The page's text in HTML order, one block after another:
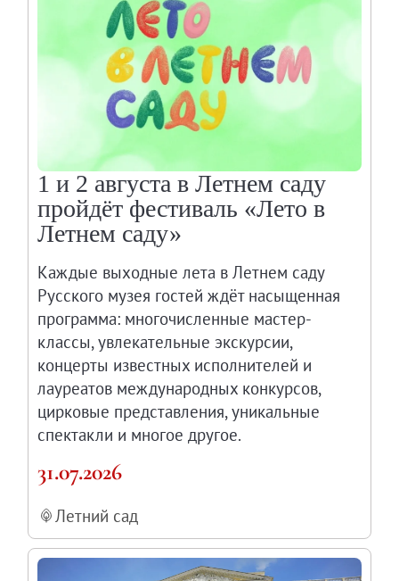
Лекции
Абонементы
Реставрация
Открытая реставрация шедевров Григория
Искусство и технологии
Онлайн-курсы «Лифт в будущее»
Современная наука и границы синтеза
Виртуальные 3D туры по выставкам
1 и 2 августа в Летнем саду
пройдёт фестиваль «Лето в
Летнем саду»
Каждые выходные лета в Летнем саду
Русского музея гостей ждёт насыщенная
программа: многочисленные мастер-
классы, увлекательные экскурсии,
концерты известных исполнителей и
лауреатов международных конкурсов,
цирковые представления, уникальные
спектакли и многое другое.
31.07.2026
Летний сад